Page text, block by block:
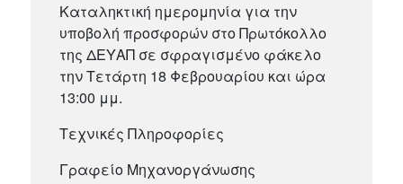
Καταληκτική ημερομηνία για την
υποβολή προσφορών στο Πρωτόκολλο
της ΔΕΥΑΠ σε σφραγισμένο φάκελο
την Τετάρτη 18 Φεβρουαρίου και ώρα
13:00 μμ.
Τεχνικές Πληροφορίες
Γραφείο Μηχανοργάνωσης